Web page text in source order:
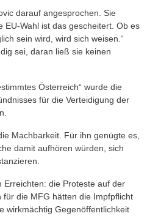
darauf angesprochen. Sie
EU-Wahl ist das gescheitert. Ob es
sein wird, wird sich weisen.“
sei, daran ließ sie keinen
Österreich“ wurde die
für die Verteidigung der
Machbarkeit. Für ihn genügte es,
damit aufhören würden, sich
Erreichten: die Proteste auf der
die MFG hätten die Impfpflicht
wirkmächtig Gegenöffentlichkeit